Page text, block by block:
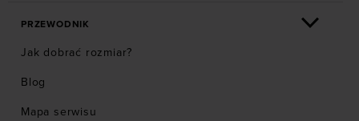
PRZEWODNIK
Jak dobrać rozmiar?
Blog
Mapa serwisu